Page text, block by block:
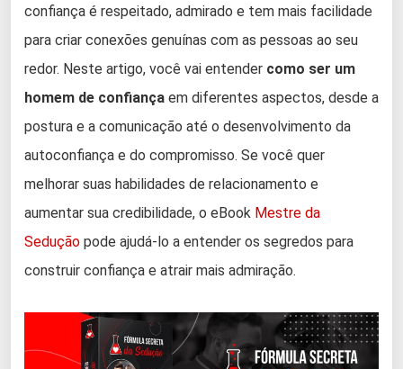
confiança é respeitado, admirado e tem mais facilidade
para criar conexões genuínas com as pessoas ao seu
redor. Neste artigo, você vai entender como ser um
homem de confiança em diferentes aspectos, desde a
postura e a comunicação até o desenvolvimento da
autoconfiança e do compromisso. Se você quer
melhorar suas habilidades de relacionamento e
aumentar sua credibilidade, o eBook Mestre da
Sedução pode ajudá-lo a entender os segredos para
construir confiança e atrair mais admiração.